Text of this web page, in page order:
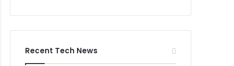
Recent Tech News